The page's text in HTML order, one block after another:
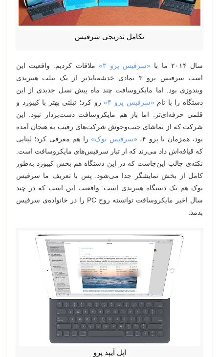
تکامل تدریجی سرفیس‌
سال ۲۰۱۴ ما با «سرفیس پرو ۳»
ملاقات کردیم. واقعیت این
است سرفیس پرو ۳ نمادی خدشه‌ناپذیر از یک تبلت هیبریدی
ویندوزی بود. اما مایکروسافت چند ماه پیش نسل جدیدی از این
دستگاه را با نام «سرفیس پرو ۴»
رو کرد؛ تبلتی بهتر با کیبورد و
قلمی حرفه‌ای‌تر. اما باز هم مایکروسافت دست‌بردار نبود. این
شرکت که از تماشای جنب‌و‌جوش شرکت‌های رقیب به هیجان آمده
بود، همزمان با پرو ۴،
«سرفیس بوک»را هم معرفی کرد؛ لپتاپی
که قیافه‌اش داد می‌زند که از تبار سرفیس‌های مایکروسافت است.
نکته‌ی جالب این‌جاست که در این دستگاه هم بخش کیبورد به‌طور
کامل از بخش نمایشگر جدا می‌شود. پس با تعریف ما سرفیس
بوک هم یک دستگاه هیبریدی است. واقعیت این است که در چند
سال اخیر مایکروسافت توانسته روح PC را در خانواده‌ی سرفیس‌
بدمد.
اپل آیپد پرو